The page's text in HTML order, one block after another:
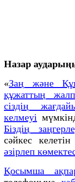
Назар
«Заң және
құжаттың
сіздің
келмеуі
Біздің
сәйкес
әзірлеп
Қосымша